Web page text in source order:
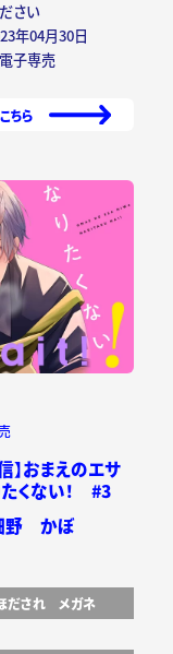
さい
年04月30日
子専売
ちら
】おまえのエサ
くない！ #3
かぼ
だされ メガネ